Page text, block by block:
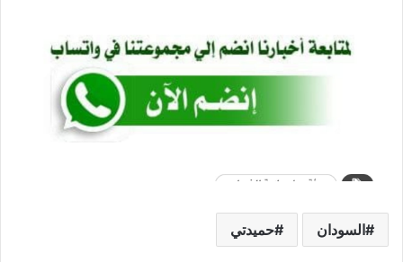
السودان حميدتي